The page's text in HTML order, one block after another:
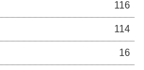
116
114
16